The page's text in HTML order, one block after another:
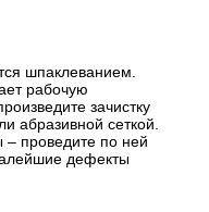
шпаклеванием.
рабочую
зачистку
абразивной сеткой.
– проведите по ней
дефекты